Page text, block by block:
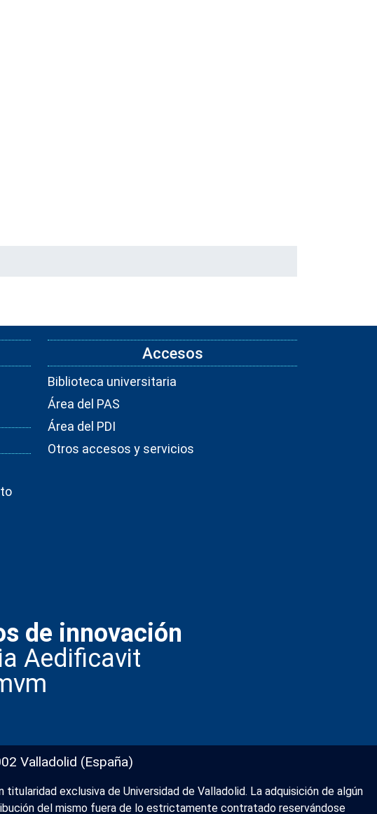
Accesos
Biblioteca universitaria
Área del PAS
Área del PDI
Otros accesos y servicios
de innovación
Aedificavit
Valladolid (España)
exclusiva de Universidad de Valladolid. La adquisición de algún
del mismo fuera de lo estrictamente contratado reservándose